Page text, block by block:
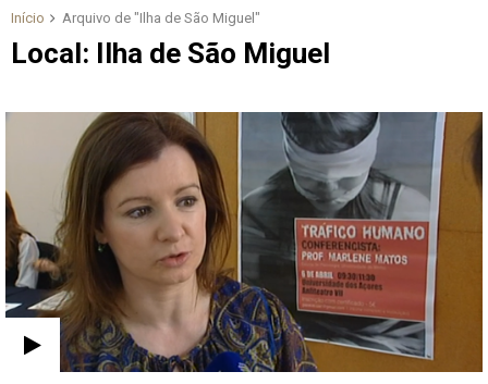
Início Arquivo de "Ilha de São Miguel"
Local: Ilha de São Miguel